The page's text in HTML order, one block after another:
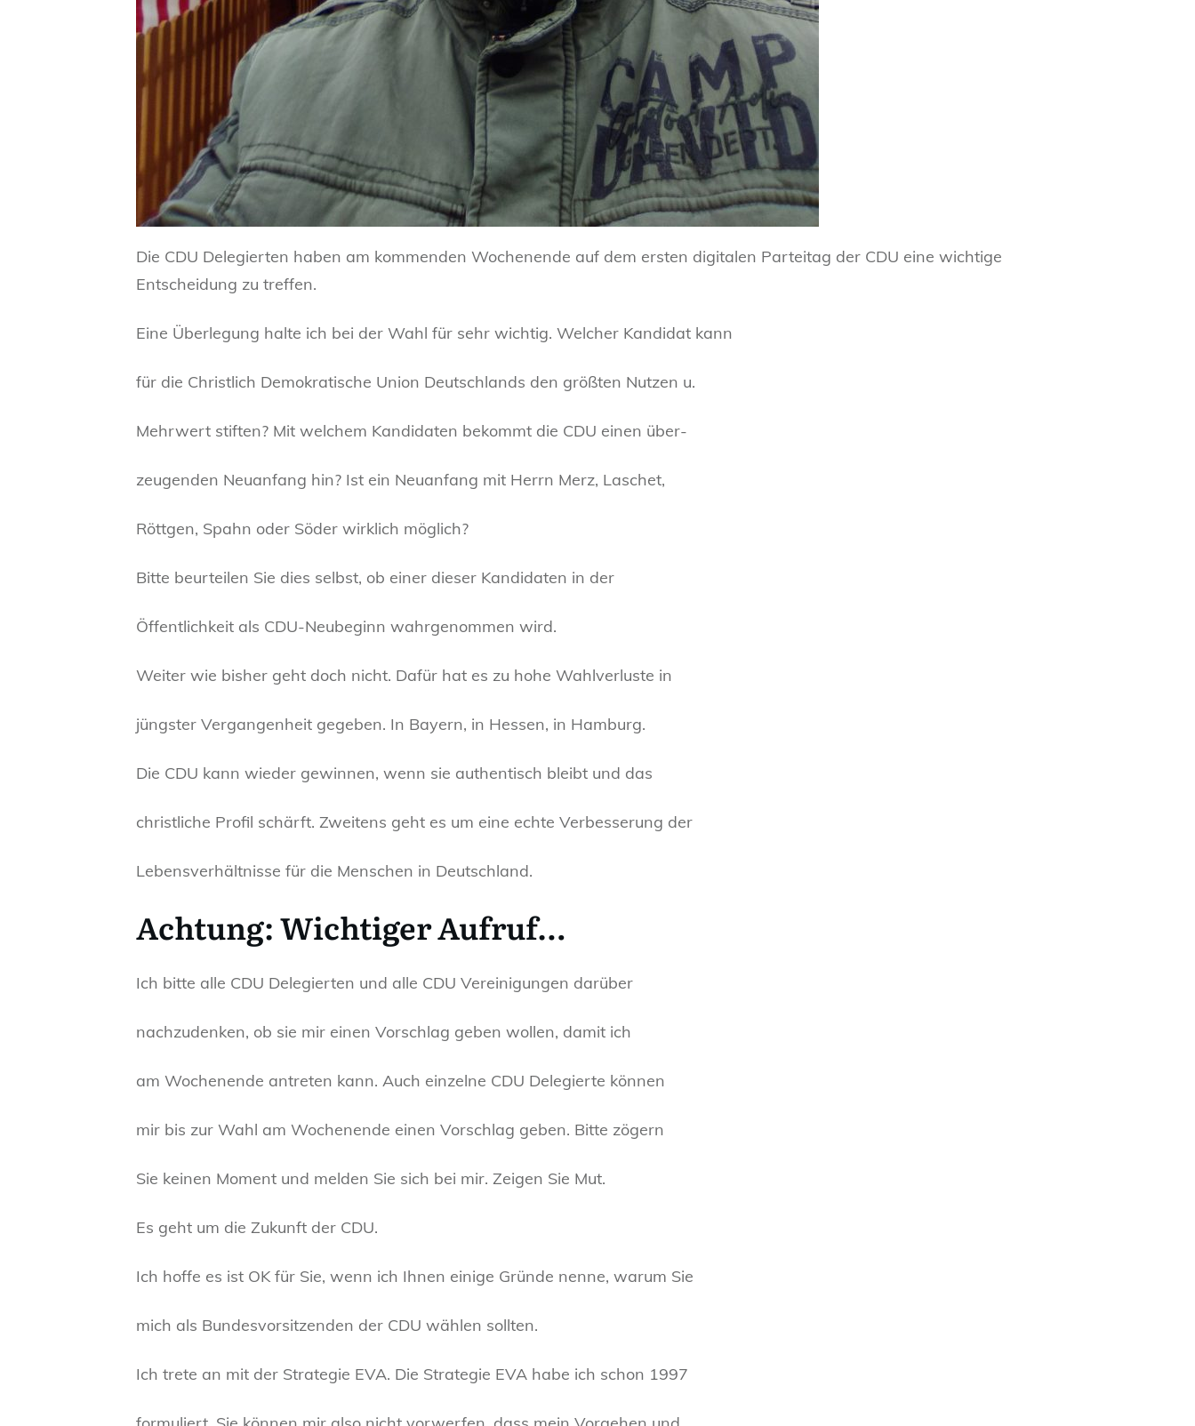
Die CDU Delegierten haben am kommenden Wochenende auf dem ersten digitalen Parteitag der CDU eine wichtige
Entscheidung zu treffen.
Eine Überlegung halte ich bei der Wahl für sehr wichtig. Welcher Kandidat kann
für die Christlich Demokratische Union Deutschlands den größten Nutzen u.
Mehrwert stiften? Mit welchem Kandidaten bekommt die CDU einen über-
zeugenden Neuanfang hin? Ist ein Neuanfang mit Herrn Merz, Laschet,
Röttgen, Spahn oder Söder wirklich möglich?
Bitte beurteilen Sie dies selbst, ob einer dieser Kandidaten in der
Öffentlichkeit als CDU-Neubeginn wahrgenommen wird.
Weiter wie bisher geht doch nicht. Dafür hat es zu hohe Wahlverluste in
jüngster Vergangenheit gegeben. In Bayern, in Hessen, in Hamburg.
Die CDU kann wieder gewinnen, wenn sie authentisch bleibt und das
christliche Profil schärft. Zweitens geht es um eine echte Verbesserung der
Lebensverhältnisse für die Menschen in Deutschland.
Achtung: Wichtiger Aufruf…
Ich bitte alle CDU Delegierten und alle CDU Vereinigungen darüber
nachzudenken, ob sie mir einen Vorschlag geben wollen, damit ich
am Wochenende antreten kann. Auch einzelne CDU Delegierte können
mir bis zur Wahl am Wochenende einen Vorschlag geben. Bitte zögern
Sie keinen Moment und melden Sie sich bei mir. Zeigen Sie Mut.
Es geht um die Zukunft der CDU.
Ich hoffe es ist OK für Sie, wenn ich Ihnen einige Gründe nenne, warum Sie
mich als Bundesvorsitzenden der CDU wählen sollten.
Ich trete an mit der Strategie EVA. Die Strategie EVA habe ich schon 1997